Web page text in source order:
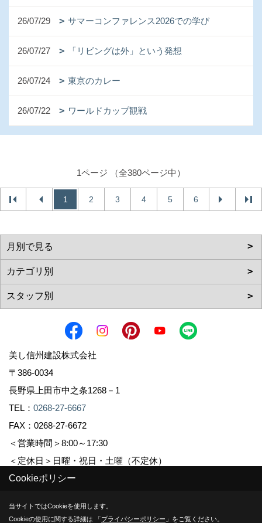
26/07/29 サマーコンファレンス2026での学び
26/07/27 「リビングは外」という発想
26/07/24 東京のカレー
26/07/22 ワールドカップ観戦
1ページ （全380ページ中）
1 2 3 4 5 6
美し信州建設株式会社
〒386-0034
長野県上田市中之条1268－1
TEL： 0268-27-6667
FAX：0268-27-6672
＜営業時間＞8:00～17:30
＜定休日＞日曜・祝日・土曜（不定休）
Copyright (c) Sinshuu. All Rights Reserved.
Produced byゴデスクリエイト
Cookieポリシー
当サイトではCookieを使用します。
Cookieの使用に関する詳細は 「プライバシーポリシー 」をご覧ください。